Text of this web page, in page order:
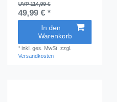
UVP 114,99 €
49,99 € *
In den
Warenkorb
*inkl. ges. MwSt. zzgl.
Versandkosten